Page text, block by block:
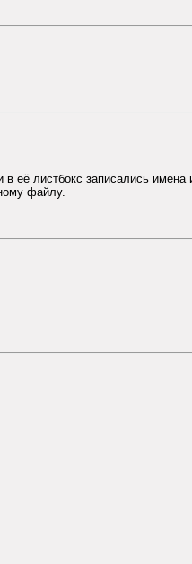
её листбокс записались имена
файлу.